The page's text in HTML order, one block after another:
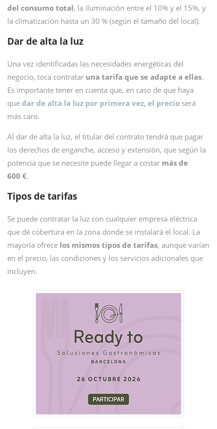
del consumo total, la iluminación entre el 10% y el 15%, y
la climatización hasta un 30 % (según el tamaño del local).
Dar de alta la luz
Una vez identificadas las necesidades energéticas del
negocio, toca contratar una tarifa que se adapte a ellas.
Es importante tener en cuenta que, en caso de que haya
que dar de alta la luz por primera vez, el precio será
más caro.
Al dar de alta la luz, el titular del contrato tendrá que pagar
los derechos de enganche, acceso y extensión, que según la
potencia que se necesite puede llegar a costar más de
600 €.
Tipos de tarifas
Se puede contratar la luz con cualquier empresa eléctrica
que dé cobertura en la zona donde se instalará el local. La
mayoría ofrece los mismos tipos de tarifas, aunque varían
en el precio, las condiciones y los servicios adicionales que
incluyen.